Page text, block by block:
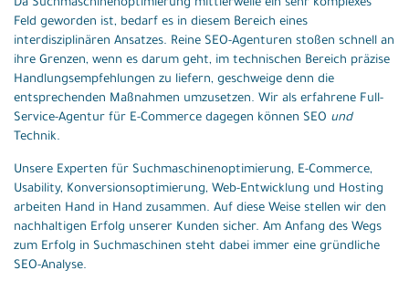
Da Suchmaschinenoptimierung mittlerweile ein sehr komplexes
Feld geworden ist, bedarf es in diesem Bereich eines
interdisziplinären Ansatzes. Reine SEO-Agenturen stoßen schnell an
ihre Grenzen, wenn es darum geht, im technischen Bereich präzise
Handlungsempfehlungen zu liefern, geschweige denn die
entsprechenden Maßnahmen umzusetzen. Wir als erfahrene Full-
Service-Agentur für E-Commerce dagegen können SEO und
Technik.
Unsere Experten für Suchmaschinenoptimierung, E-Commerce,
Usability, Konversionsoptimierung, Web-Entwicklung und Hosting
arbeiten Hand in Hand zusammen. Auf diese Weise stellen wir den
nachhaltigen Erfolg unserer Kunden sicher. Am Anfang des Wegs
zum Erfolg in Suchmaschinen steht dabei immer eine gründliche
SEO-Analyse.